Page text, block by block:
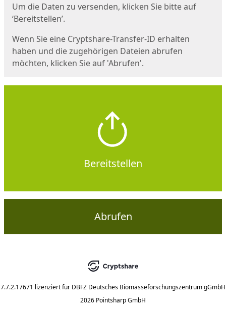
Um die Daten zu versenden, klicken Sie bitte auf
‘Bereitstellen’.
Wenn Sie eine Cryptshare-Transfer-ID erhalten
haben und die zugehörigen Dateien abrufen
möchten, klicken Sie auf 'Abrufen'.
Bereitstellen
Abrufen
7.7.2.17671 lizenziert für DBFZ Deutsches Biomasseforschungszentrum gGmbH
2026 Pointsharp GmbH